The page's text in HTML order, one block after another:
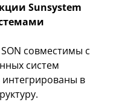
Sunsystem
совместимы с
систем
в